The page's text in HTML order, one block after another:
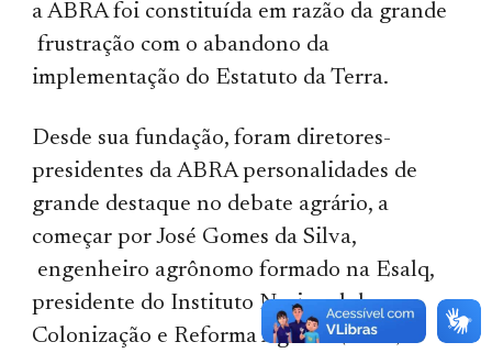
a ABRA foi constituída em razão da grande
frustração com o abandono da
implementação do Estatuto da Terra.
Desde sua fundação, foram diretores-
presidentes da ABRA personalidades de
grande destaque no debate agrário, a
começar por José Gomes da Silva,
engenheiro agrônomo formado na Esalq,
presidente do Instituto Nacional de
Colonização e Reforma Agrária (Incra)